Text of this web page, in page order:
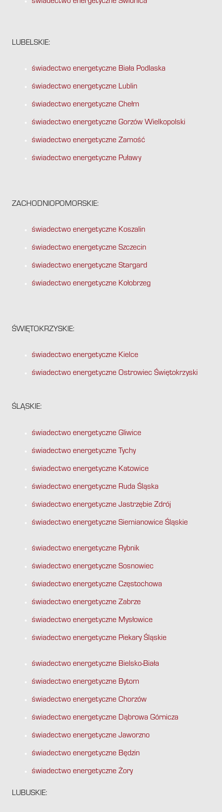
świadectwo energetyczne Świdnica
LUBELSKIE:
świadectwo energetyczne Biała Podlaska
świadectwo energetyczne Lublin
świadectwo energetyczne Chełm
świadectwo energetyczne Gorzów Wielkopolski
świadectwo energetyczne Zamość
świadectwo energetyczne Puławy
ZACHODNIOPOMORSKIE:
świadectwo energetyczne Koszalin
świadectwo energetyczne Szczecin
świadectwo energetyczne Stargard
świadectwo energetyczne Kołobrzeg
ŚWIĘTOKRZYSKIE:
świadectwo energetyczne Kielce
świadectwo energetyczne Ostrowiec Świętokrzyski
ŚLĄSKIE:
świadectwo energetyczne Gliwice
świadectwo energetyczne Tychy
świadectwo energetyczne Katowice
świadectwo energetyczne Ruda Śląska
świadectwo energetyczne Jastrzębie Zdrój
świadectwo energetyczne Siemianowice Śląskie
świadectwo energetyczne Rybnik
świadectwo energetyczne Sosnowiec
świadectwo energetyczne Częstochowa
świadectwo energetyczne Zabrze
świadectwo energetyczne Mysłowice
świadectwo energetyczne Piekary Śląskie
świadectwo energetyczne Bielsko-Biała
świadectwo energetyczne Bytom
świadectwo energetyczne Chorzów
świadectwo energetyczne Dąbrowa Górnicza
świadectwo energetyczne Jaworzno
świadectwo energetyczne Będzin
świadectwo energetyczne Żory
LUBUSKIE: